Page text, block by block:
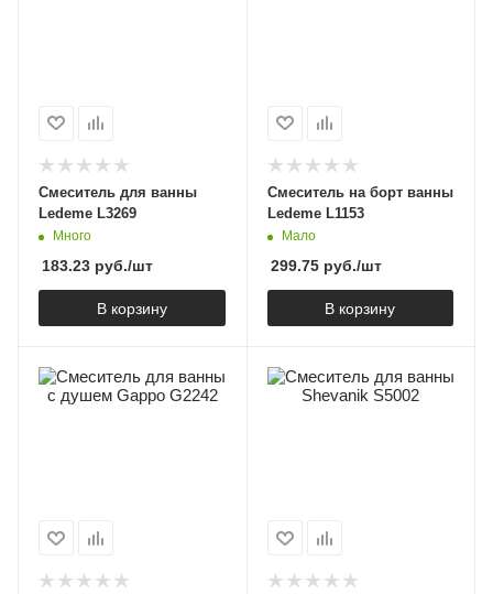
Смеситель для ванны
Ledeme L3269
Много
183.23 руб./шт
В корзину
Смеситель на борт ванны
Ledeme L1153
Мало
299.75руб./шт
В корзину